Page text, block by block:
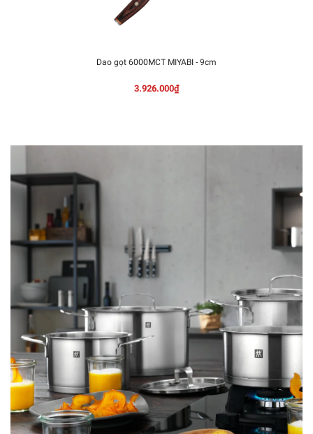
Dao gọt 6000MCT MIYABI - 9cm
3.926.000₫